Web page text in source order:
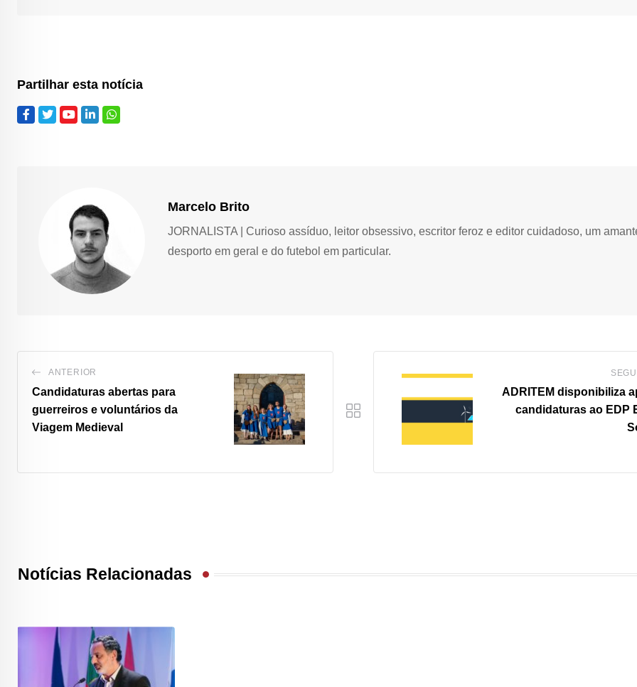
Partilhar esta notícia
Marcelo Brito
JORNALISTA | Curioso assíduo, leitor obsessivo, escritor feroz e editor cuidadoso, um
desporto em geral e do futebol em particular.
ANTERIOR
Candidaturas abertas para
guerreiros e voluntários da
Viagem Medieval
ADRITEM disponibiliza
candidaturas ao EDP
Notícias Relacionadas